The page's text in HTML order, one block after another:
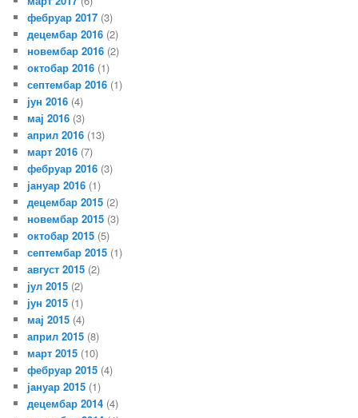
фебруар 2017 (3)
децембар 2016 (2)
новембар 2016 (2)
октобар 2016 (1)
септембар 2016 (1)
јун 2016 (4)
мај 2016 (3)
април 2016 (13)
март 2016 (7)
фебруар 2016 (3)
јануар 2016 (1)
децембар 2015 (2)
новембар 2015 (3)
октобар 2015 (5)
септембар 2015 (1)
август 2015 (2)
јул 2015 (2)
јун 2015 (1)
мај 2015 (4)
април 2015 (8)
март 2015 (10)
фебруар 2015 (4)
јануар 2015 (1)
децембар 2014 (4)